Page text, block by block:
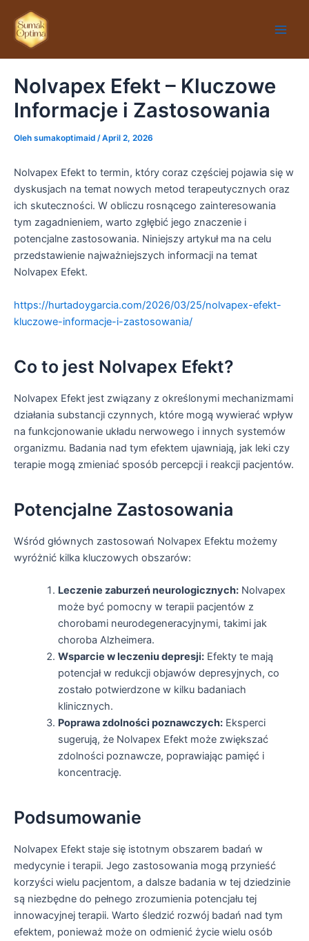
konten
Nolvapex Efekt – Kluczowe
Informacje i Zastosowania
Oleh sumakoptimaid /April 2, 2026
Nolvapex Efekt to termin, który coraz częściej pojawia się w
dyskusjach na temat nowych metod terapeutycznych oraz
ich skuteczności. W obliczu rosnącego zainteresowania
tym zagadnieniem, warto zgłębić jego znaczenie i
potencjalne zastosowania. Niniejszy artykuł ma na celu
przedstawienie najważniejszych informacji na temat
Nolvapex Efekt.
https://hurtadoygarcia.com/2026/03/25/nolvapex-efekt-
kluczowe-informacje-i-zastosowania/
Co to jest Nolvapex Efekt?
Nolvapex Efekt jest związany z określonymi mechanizmami
działania substancji czynnych, które mogą wywierać wpływ
na funkcjonowanie układu nerwowego i innych systemów
organizmu. Badania nad tym efektem ujawniają, jak leki czy
terapie mogą zmieniać sposób percepcji i reakcji pacjentów.
Potencjalne Zastosowania
Wśród głównych zastosowań Nolvapex Efektu możemy
wyróżnić kilka kluczowych obszarów:
Leczenie zaburzeń neurologicznych:Nolvapex
może być pomocny w terapii pacjentów z
chorobami neurodegeneracyjnymi, takimi jak
choroba Alzheimera.
Wsparcie w leczeniu depresji:Efekty te mają
potencjał w redukcji objawów depresyjnych, co
zostało potwierdzone w kilku badaniach
klinicznych.
Poprawa zdolności poznawczych:Eksperci
sugerują, że Nolvapex Efekt może zwiększać
zdolności poznawcze, poprawiając pamięć i
koncentrację.
Podsumowanie
Nolvapex Efekt staje się istotnym obszarem badań w
medycynie i terapii. Jego zastosowania mogą przynieść
korzyści wielu pacjentom, a dalsze badania w tej dziedzinie
są niezbędne do pełnego zrozumienia potencjału tej
innowacyjnej terapii. Warto śledzić rozwój badań nad tym
efektem, ponieważ może on odmienić życie wielu osób